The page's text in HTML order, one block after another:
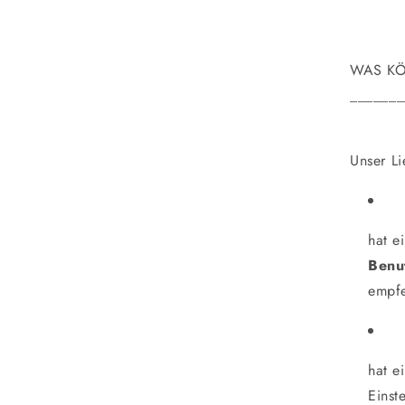
WAS
Unser
hat
hat